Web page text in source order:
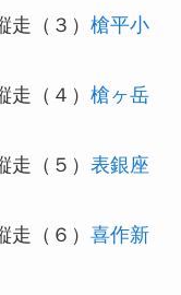
（３） 槍平小
（４） 槍ヶ岳
（５） 表銀座
（６） 喜作新